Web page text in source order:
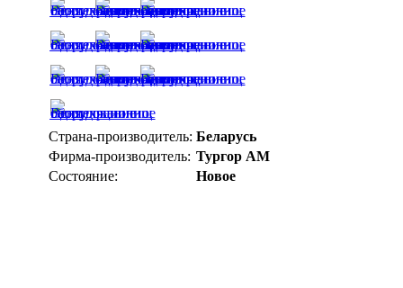
Страна-производитель: Беларусь
Фирма-производитель: Тургор АМ
Состояние:
Новое